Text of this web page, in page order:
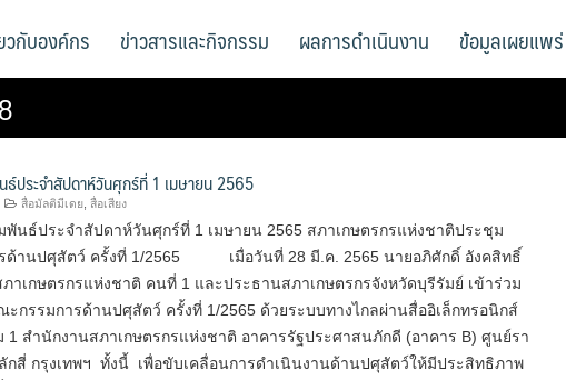
วกับองค์กร ข่าวสารและกิจกรรม ผลการดำเนินงาน ข้อมูลเผยแพร่
ธ์ประจำสัปดาห์วันศุกร์ที่ 1 เมษายน 2565
สื่อมัลติมีเดย, สื่อเสียง
นธ์ประจำสัปดาห์วันศุกร์ที่ 1 เมษายน 2565 สภาเกษตรกรแห่งชาติประชุม
ด้านปศุสัตว์ ครั้งที่ 1/2565 เมื่อวันที่ 28 มี.ค. 2565 นายอภิศักดิ์ อังคสิทธิ์
าเกษตรกรแห่งชาติ คนที่ 1 และประธานสภาเกษตรกรจังหวัดบุรีรัมย์ เข้าร่วม
กรรมการด้านปศุสัตว์ ครั้งที่ 1/2565 ด้วยระบบทางไกลผ่านสื่ออิเล็กทรอนิกส์
สำนักงานสภาเกษตรกรแห่งชาติ อาคารรัฐประศาสนภักดี (อาคาร B) ศูนย์รา
กสี่ กรุงเทพฯ ทั้งนี้ เพื่อขับเคลื่อนการดำเนินงานด้านปศุสัตว์ให้มีประสิทธิภาพ